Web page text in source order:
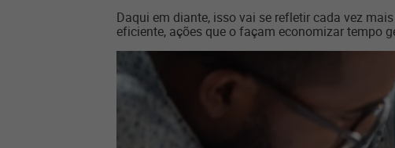
Daqui em diante, isso vai se refletir cada vez
eficiente, ações que o façam economizar tempo